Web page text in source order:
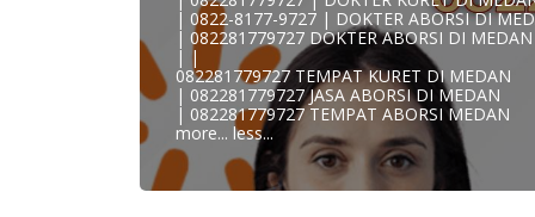
| 0822-8177-9727 | DOKTER ABORSI DI
| 082281779727 DOKTER ABORSI DI MEDAN
| |
082281779727 TEMPAT KURET DI MEDAN
| 082281779727 JASA ABORSI DI MEDAN
| 082281779727 TEMPAT ABORSI MEDAN
more... less...
WA 082281779727 TEMPAT ABORSI DI
| 082281779727 KLINIK ABORSI MEDAN
| WA 0822-8177-9727 DOKTER ABORSI DI
| WA 082*2817797*27 BIDAN ABORSI DI
| WA 0822*81779*727 KLINIK KURET DI
WA 082281779727 KURET AMAN | WA
| WA 0822/81779/727 TEMPAT ABORSI
| WA 082/281779/727 KLINIK ABORSI KURET
| WA 082281779727 DOKTER KURET DI
WA 082281779727 DOKTER ABORSI DI
| WA 08228*1779*727 TEMPAT KURET DI